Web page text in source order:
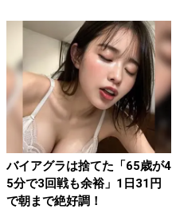
バイアグラは捨てた「65歳が4
5分で3回戦も余裕」1日31円
で朝まで絶好調！